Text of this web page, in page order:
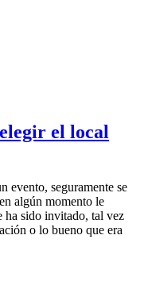
el local
evento, seguramente se
algún momento le
ha sido invitado, tal vez
o lo bueno que era